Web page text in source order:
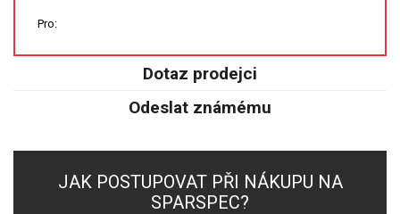
STANDARDNÍ ROZTOKY A RM
DETEKTORY HPLC
Pro:
Dotaz prodejci
Odeslat známému
JAK POSTUPOVAT PŘI NÁKUPU NA
SPARSPEC?